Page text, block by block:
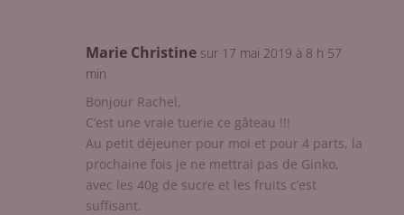
Marie Christine sur 17 mai 2019 à 8 h 57
min
Bonjour Rachel,
C’est une vraie tuerie ce gâteau !!!
Au petit déjeuner pour moi et pour 4 parts, la
prochaine fois je ne mettrai pas de Ginko,
avec les 40g de sucre et les fruits c’est
suffisant.